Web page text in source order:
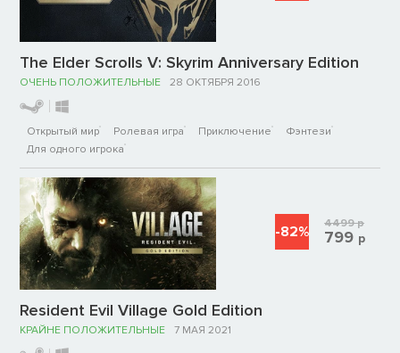
The Elder Scrolls V: Skyrim Anniversary Edition
ОЧЕНЬ ПОЛОЖИТЕЛЬНЫЕ 28 ОКТЯБРЯ 2016
Открытый мир Ролевая игра Приключение
Фэнтези
Для одного игрока
Resident Evil Village Gold Edition
КРАЙНЕ ПОЛОЖИТЕЛЬНЫЕ 7 МАЯ 2021
-82% 4499р
799 р